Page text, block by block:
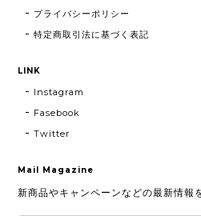
プライバシーポリシー
特定商取引法に基づく表記
LINK
Instagram
Fasebook
Twitter
Mail Magazine
新商品やキャンペーンなどの最新情報